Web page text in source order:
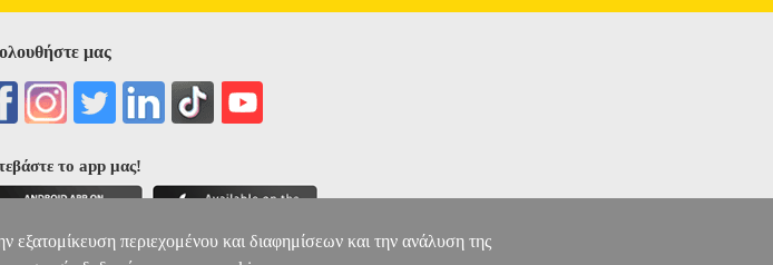
μας
το app μας!
εξατομίκευση περιεχομένου και διαφημίσεων και την ανάλυση της